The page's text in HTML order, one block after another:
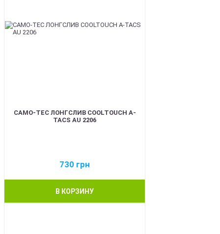
CAMO-TEC ЛОНГСЛИВ COOLTOUCH A-
TACS AU 2206
730 грн
В КОРЗИНУ